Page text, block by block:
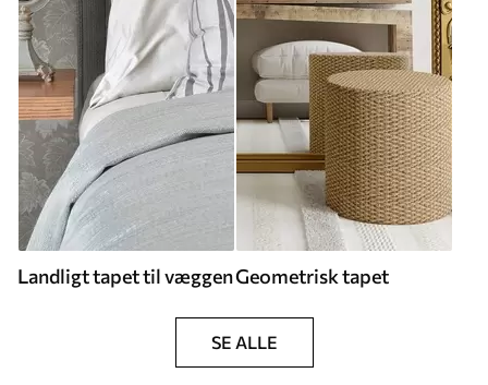
Landligt tapet til væggenGeometrisk tapet
SE ALLE